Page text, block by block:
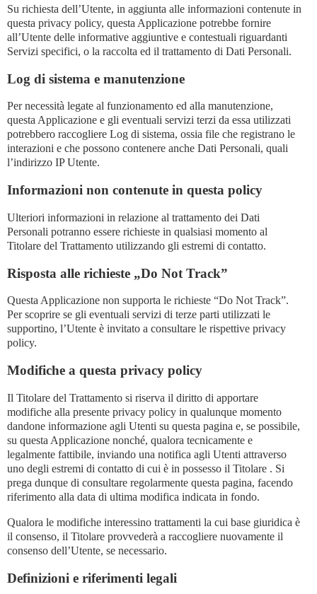
Su richiesta dell’Utente, in aggiunta alle informazioni contenute in
questa privacy policy, questa Applicazione potrebbe fornire
all’Utente delle informative aggiuntive e contestuali riguardanti
Servizi specifici, o la raccolta ed il trattamento di Dati Personali.
Log di sistema e manutenzione
Per necessità legate al funzionamento ed alla manutenzione,
questa Applicazione e gli eventuali servizi terzi da essa utilizzati
potrebbero raccogliere Log di sistema, ossia file che registrano le
interazioni e che possono contenere anche Dati Personali, quali
l’indirizzo IP Utente.
Informazioni non contenute in questa policy
Ulteriori informazioni in relazione al trattamento dei Dati
Personali potranno essere richieste in qualsiasi momento al
Titolare del Trattamento utilizzando gli estremi di contatto.
Risposta alle richieste „Do Not Track”
Questa Applicazione non supporta le richieste “Do Not Track”.
Per scoprire se gli eventuali servizi di terze parti utilizzati le
supportino, l’Utente è invitato a consultare le rispettive privacy
policy.
Modifiche a questa privacy policy
Il Titolare del Trattamento si riserva il diritto di apportare
modifiche alla presente privacy policy in qualunque momento
dandone informazione agli Utenti su questa pagina e, se possibile,
su questa Applicazione nonché, qualora tecnicamente e
legalmente fattibile, inviando una notifica agli Utenti attraverso
uno degli estremi di contatto di cui è in possesso il Titolare . Si
prega dunque di consultare regolarmente questa pagina, facendo
riferimento alla data di ultima modifica indicata in fondo.
Qualora le modifiche interessino trattamenti la cui base giuridica è
il consenso, il Titolare provvederà a raccogliere nuovamente il
consenso dell’Utente, se necessario.
Definizioni e riferimenti legali